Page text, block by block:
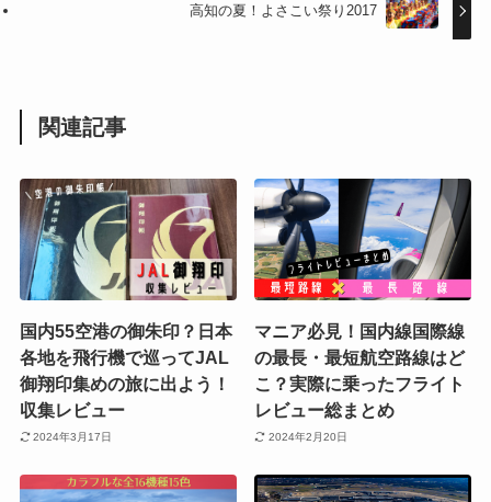
高知の夏！よさこい祭り2017
関連記事
国内55空港の御朱印？日本
各地を飛行機で巡ってJAL
御翔印集めの旅に出よう！
収集レビュー
2024年3月17日
マニア必見！国内線国際線
の最長・最短航空路線はど
こ？実際に乗ったフライト
レビュー総まとめ
2024年2月20日